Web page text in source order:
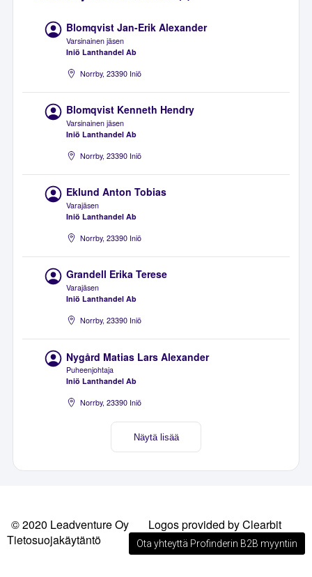
Blomqvist Jan-Erik Alexander
Varsinainen jäsen
Iniö Lanthandel Ab
Norrby, 23390 Iniö
Blomqvist Kenneth Hendry
Varsinainen jäsen
Iniö Lanthandel Ab
Norrby, 23390 Iniö
Eklund Anton Tobias
Varajäsen
Iniö Lanthandel Ab
Norrby, 23390 Iniö
Grandell Erika Terese
Varajäsen
Iniö Lanthandel Ab
Norrby, 23390 Iniö
Nygård Matias Lars Alexander
Puheenjohtaja
Iniö Lanthandel Ab
Norrby, 23390 Iniö
Näytä lisää
© 2020 Leadventure Oy
Logos provided by Clearbit
Tietosuojakäytäntö
Ota yhteyttä Profinderin B2B myyntiin